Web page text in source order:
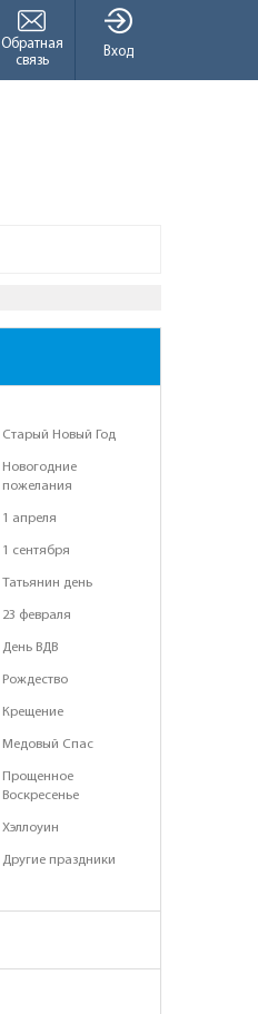
Вход
Обратная
связь
Старый Новый Год
Новогодние
пожелания
1 апреля
1 сентября
Татьянин день
23 февраля
День ВДВ
Рождество
Крещение
Медовый Спас
Прощенное
Воскресенье
Хэллоуин
Другие праздники